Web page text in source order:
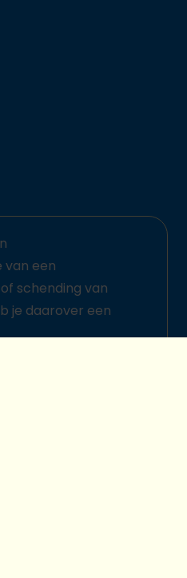
van een
schending van
je daarover een